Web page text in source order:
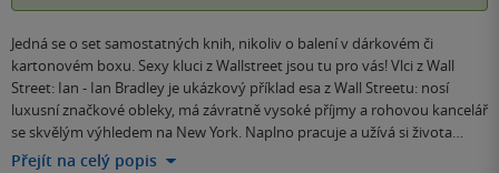
Jedná se o set samostatných knih, nikoliv o balení v dárkovém či
kartonovém boxu. Sexy kluci z Wallstreet jsou tu pro vás! Vlci z Wall
Street: Ian - Ian Bradley je ukázkový příklad esa z Wall Streetu: nosí
luxusní značkové obleky, má závratně vysoké příjmy a rohovou kancelář
se skvělým výhledem na New York. Naplno pracuje a užívá si života…
Přejít na celý popis